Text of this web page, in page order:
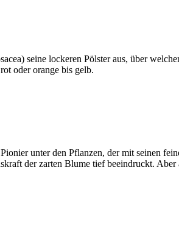
seine lockeren Pölster aus, über
oder orange bis gelb.
unter den Pflanzen, der mit seinen
der zarten Blume tief beeindruckt.